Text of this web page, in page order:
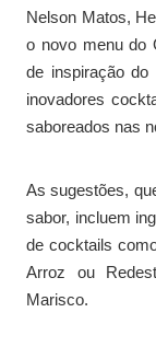
Nelson Matos,
o novo menu do
de inspiração
inovadores
saboreados nas
As sugestões,
sabor, incluem
de cocktails
Arroz ou
Marisco.